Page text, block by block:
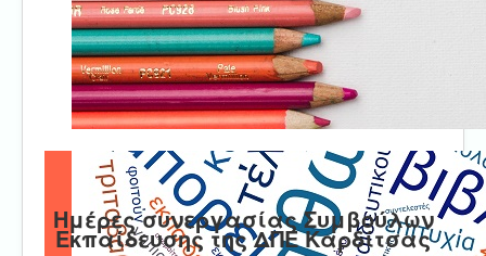
Τμήμα Δ'
Τμήμα E'
Επικοινωνία
Ημέρες συνεργασίας Συμβούλων
Εκπαίδευσης της ΔΠΕ Καρδίτσας